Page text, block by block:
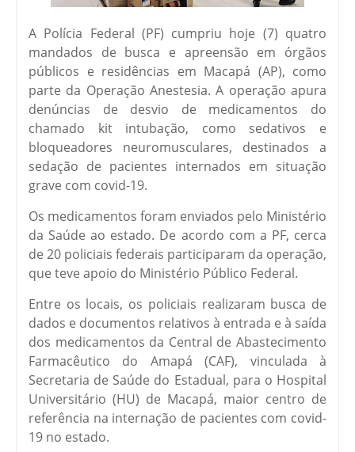
A Polícia Federal (PF) cumpriu hoje (7) quatro
mandados de busca e apreensão em órgãos
públicos e residências em Macapá (AP), como
parte da Operação Anestesia. A operação apura
denúncias de desvio de medicamentos do
chamado kit intubação, como sedativos e
bloqueadores neuromusculares, destinados a
sedação de pacientes internados em situação
grave com covid-19.
Os medicamentos foram enviados pelo Ministério
da Saúde ao estado. De acordo com a PF, cerca
de 20 policiais federais participaram da operação,
que teve apoio do Ministério Público Federal.
Entre os locais, os policiais realizaram busca de
dados e documentos relativos à entrada e à saída
dos medicamentos da Central de Abastecimento
Farmacêutico do Amapá (CAF), vinculada à
Secretaria de Saúde do Estadual, para o Hospital
Universitário (HU) de Macapá, maior centro de
referência na internação de pacientes com covid-
19 no estado.